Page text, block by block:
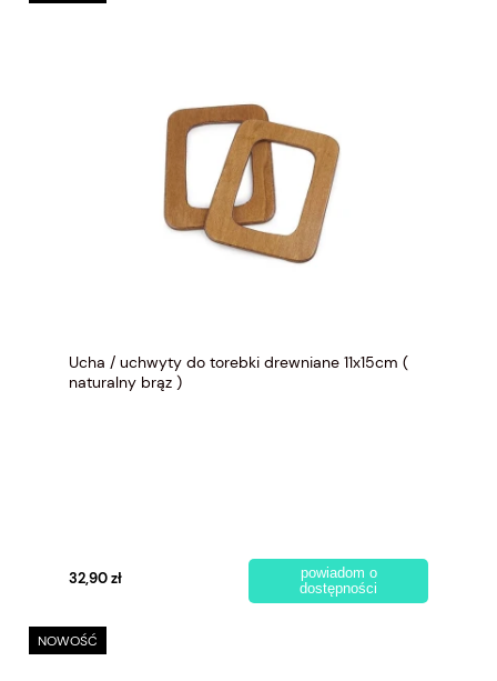
Ucha / uchwyty do torebki drewniane 11x15cm (
naturalny brąz )
32,90 zł
powiadom o
dostępności
NOWOŚĆ